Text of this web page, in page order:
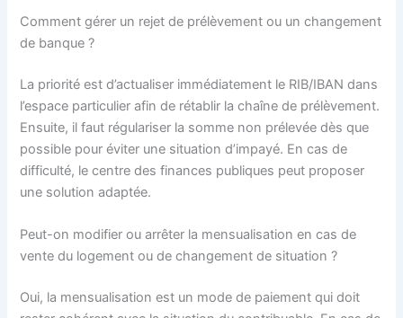
Comment gérer un rejet de prélèvement ou un changement
de banque ?
La priorité est d’actualiser immédiatement le RIB/IBAN dans
l’espace particulier afin de rétablir la chaîne de prélèvement.
Ensuite, il faut régulariser la somme non prélevée dès que
possible pour éviter une situation d’impayé. En cas de
difficulté, le centre des finances publiques peut proposer
une solution adaptée.
Peut-on modifier ou arrêter la mensualisation en cas de
vente du logement ou de changement de situation ?
Oui, la mensualisation est un mode de paiement qui doit